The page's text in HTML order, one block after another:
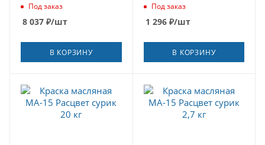
Под заказ
8 037 ₽/шт
В КОРЗИНУ
Под заказ
1 296₽/шт
В КОРЗИНУ